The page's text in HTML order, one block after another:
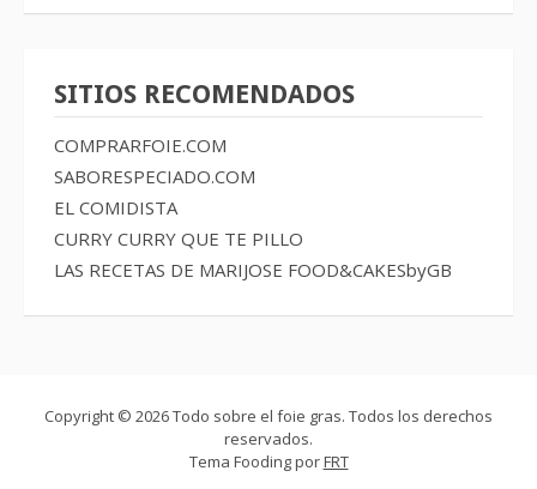
SITIOS RECOMENDADOS
COMPRARFOIE.COM
SABORESPECIADO.COM
EL COMIDISTA
CURRY CURRY QUE TE PILLO
LAS RECETAS DE MARIJOSE FOOD&CAKESbyGB
Copyright © 2026 Todo sobre el foie gras. Todos los derechos
reservados.
Tema Fooding porFRT